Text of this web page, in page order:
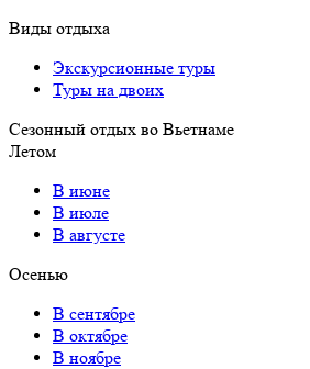
Виды отдыха
Экскурсионные туры
Туры на двоих
Сезонный отдых во Вьетнаме
Летом
В июне
В июле
В августе
Осенью
В сентябре
В октябре
В ноябре